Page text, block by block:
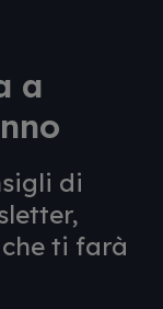
a
di
ti farà